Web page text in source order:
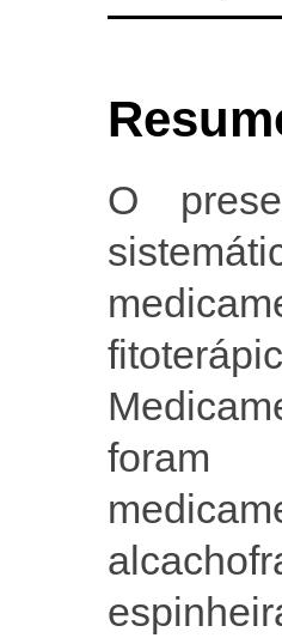
O
foram